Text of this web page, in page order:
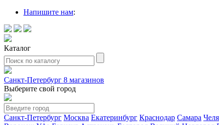
Напишите нам:
Каталог
Санкт-Петербург 8 магазинов
Выберите свой город
Санкт-Петербург Москва Екатеринбург Краснодар Самара